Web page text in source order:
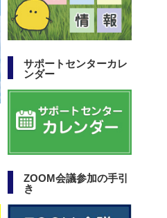
サポートセンターカレ
ンダー
ZOOM会議参加の手引
き